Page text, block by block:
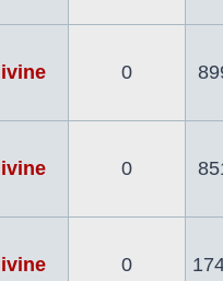
0
0
0